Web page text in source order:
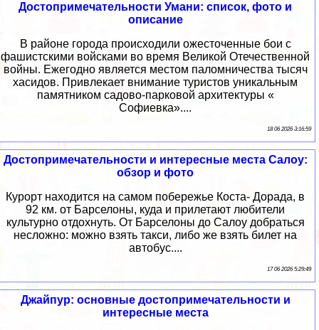
Достопримечательности Умани: список, фото и
описание
В районе города происходили ожесточенные бои с
фашистскими войсками во время Великой Отечественной
войны. Ежегодно является местом паломничества тысяч
хасидов. Привлекает внимание туристов уникальным
памятником садово-парковой архитектуры «
Софиевка»....
18 06 2026 3:16:59
Достопримечательности и интересные места Салоу:
обзор и фото
Курорт находится на самом побережье Коста- Дорада, в
92 км. от Барселоны, куда и прилетают любители
культурно отдохнуть. От Барселоны до Салоу добраться
несложно: можно взять такси, либо же взять билет на
автобус....
17 06 2026 5:29:49
Джайпур: основные достопримечательности и
интересные места